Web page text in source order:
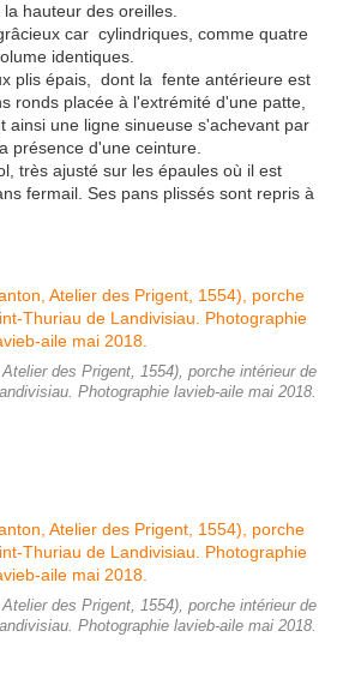
hauteur des oreilles.
car cylindriques, comme quatre
identiques.
plis épais, dont la fente antérieure est
ronds placée à l'extrémité d'une patte,
ainsi une ligne sinueuse s'achevant par
présence d'une ceinture.
très ajusté sur les épaules où il est
fermail. Ses pans plissés sont repris à
des Prigent, 1554), porche intérieur de
Photographie lavieb-aile mai 2018.
des Prigent, 1554), porche intérieur de
Photographie lavieb-aile mai 2018.